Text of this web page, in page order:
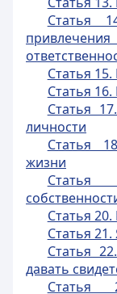
Статья
Статья
Статья
Статья
личности
Статья
жизни
Статья
Статья
Статья
Статья
давать
Статья